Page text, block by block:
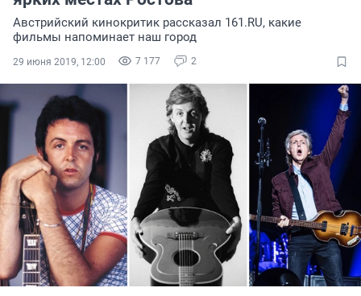
Австрийский кинокритик рассказал 161.RU, какие
фильмы напоминает наш город
7 177 2
29 июня 2019, 12:00